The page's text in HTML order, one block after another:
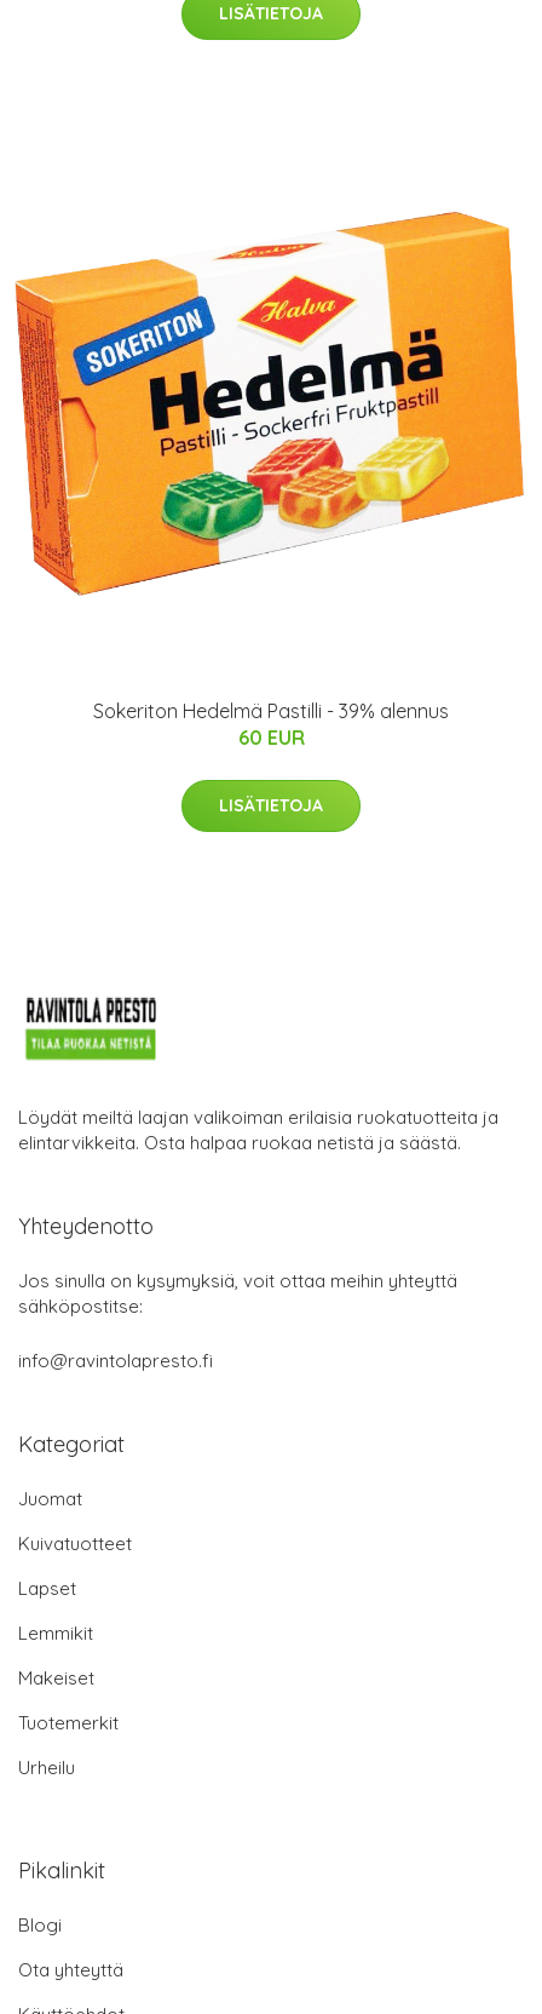
LISÄTIETOJA
Sokeriton Hedelmä Pastilli - 39% alennus
60 EUR
LISÄTIETOJA
Löydät meiltä laajan valikoiman erilaisia ruokatuotteita ja
elintarvikkeita. Osta halpaa ruokaa netistä ja säästä.
Yhteydenotto
Jos sinulla on kysymyksiä, voit ottaa meihin yhteyttä
sähköpostitse:
info@ravintolapresto.fi
Kategoriat
Juomat
Kuivatuotteet
Lapset
Lemmikit
Makeiset
Tuotemerkit
Urheilu
Pikalinkit
Blogi
Ota yhteyttä